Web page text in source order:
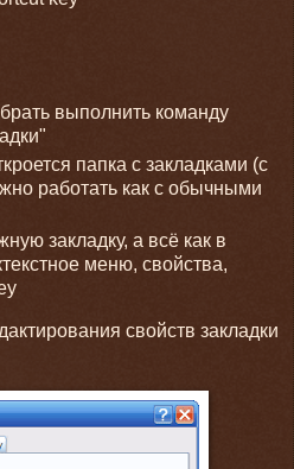
выполнить команду
папка с закладками (с
работать как с обычными
закладку, а всё как в
меню, свойства,
свойств закладки